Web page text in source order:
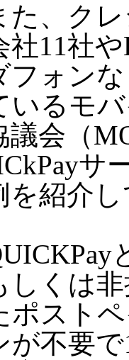
、クレ
社11社
フォン
いるモ
議会（
サ
を紹介
しくは
ポスト
が不要